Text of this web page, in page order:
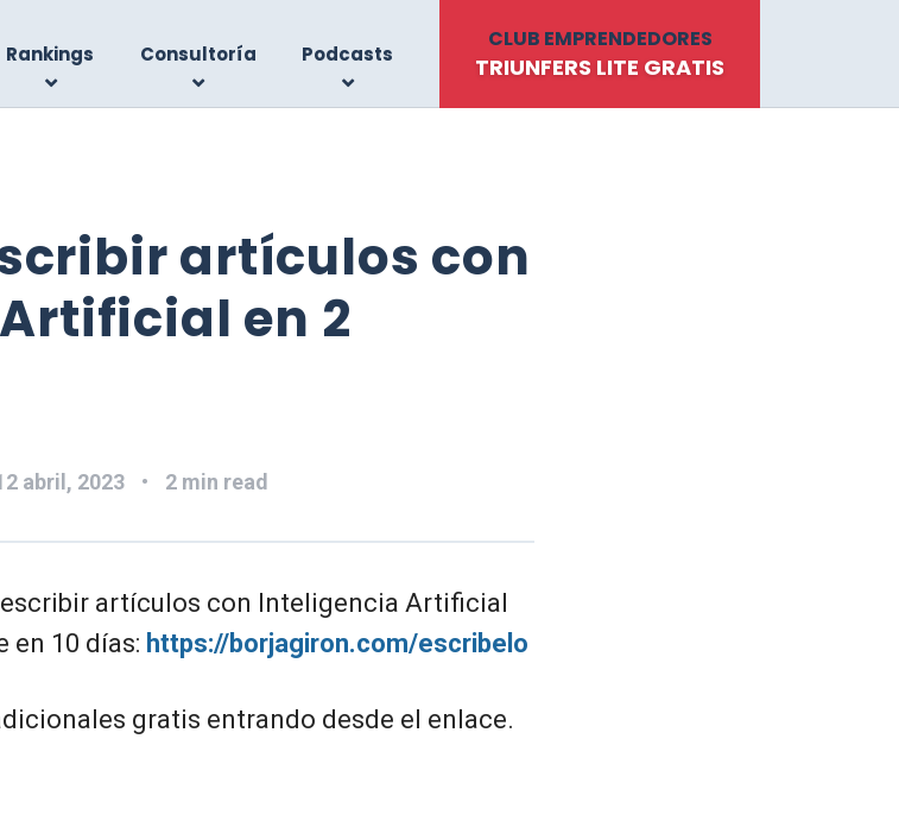
Rankings Consultoría Podcasts
CLUB EMPRENDEDORES
TRIUNFERS LITE GRATIS
artículos con
en 2
abril, 2023 2 min read
artículos con Inteligencia Artificial
en 10 días: https://borjagiron.com/escribelo
gratis entrando desde el enlace.